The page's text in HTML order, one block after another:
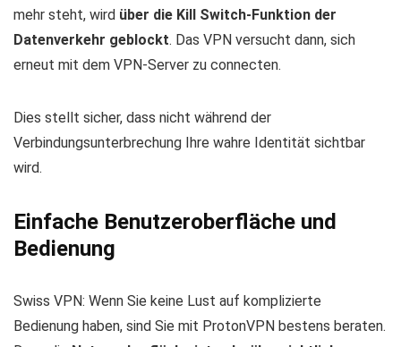
mehr steht, wird über die Kill Switch-Funktion der
Datenverkehr geblockt. Das VPN versucht dann, sich
erneut mit dem VPN-Server zu connecten.
Dies stellt sicher, dass nicht während der
Verbindungsunterbrechung Ihre wahre Identität sichtbar
wird.
Einfache Benutzeroberfläche und
Bedienung
Swiss VPN: Wenn Sie keine Lust auf komplizierte
Bedienung haben, sind Sie mit ProtonVPN bestens beraten.